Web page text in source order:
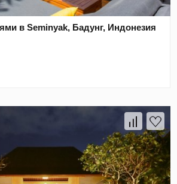
в Seminyak, Бадунг, Индонезия